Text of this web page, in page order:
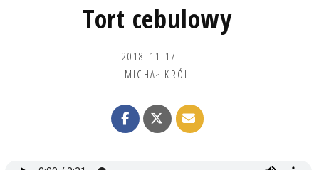
Tort cebulowy
2018-11-17
MICHAŁ KRÓL